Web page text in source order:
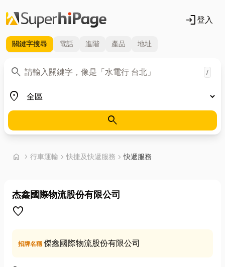
login登入
關鍵字搜尋 電話 進階 產品 地址
search
關鍵字 /
place
地區
search
home chevron_right 首頁
行車運輸 chevron_right 快捷及快遞服務 chevron_right快遞服務
杰鑫國際物流股份有限公司
favorite
招牌名稱傑鑫國際物流股份有限公司